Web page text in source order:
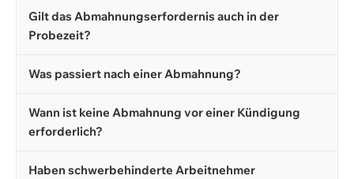
Gilt das Abmahnungserfordernis auch in der
Probezeit?
Was passiert nach einer Abmahnung?
Wann ist keine Abmahnung vor einer Kündigung
erforderlich?
Haben schwerbehinderte Arbeitnehmer